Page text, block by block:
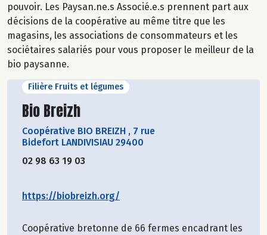
pouvoir. Les Paysan.ne.s Associé.e.s prennent part aux
décisions de la coopérative au même titre que les
magasins, les associations de consommateurs et les
sociétaires salariés pour vous proposer le meilleur de la
bio paysanne.
Filière Fruits et légumes
Découvrir le producteur
Bio Breizh
Coopérative BIO BREIZH , 7 rue
Bidefort LANDIVISIAU 29400
02 98 63 19 03
https://biobreizh.org/
Coopérative bretonne de 66 fermes encadrant les